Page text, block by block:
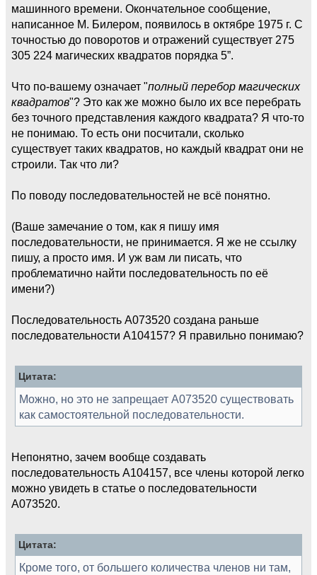
машинного времени. Окончательное сообщение,
написанное М. Билером, появилось в октябре 1975 г. С
точностью до поворотов и отражений существует 275
305 224 магических квадратов порядка 5”.
Что по-вашему означает "полный перебор магических
квадратов"? Это как же можно было их все перебрать
без точного представления каждого квадрата? Я что-то
не понимаю. То есть они посчитали, сколько
существует таких квадратов, но каждый квадрат они не
строили. Так что ли?
По поводу последовательностей не всё понятно.
(Ваше замечание о том, как я пишу имя
последовательности, не принимается. Я же не ссылку
пишу, а просто имя. И уж вам ли писать, что
проблематично найти последовательность по её
имени?)
Последовательность А073520 создана раньше
последовательности А104157? Я правильно понимаю?
Цитата:
Можно, но это не запрещает A073520 существовать
как самостоятельной последовательности.
Непонятно, зачем вообще создавать
последовательность А104157, все члены которой легко
можно увидеть в статье о последовательности
А073520.
Цитата:
Кроме того, от большего количества членов ни там,